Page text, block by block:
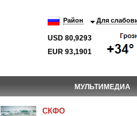
Район Для
USD 80,9293
EUR 93,1901
МУЛЬТИМЕДИА
СКФО